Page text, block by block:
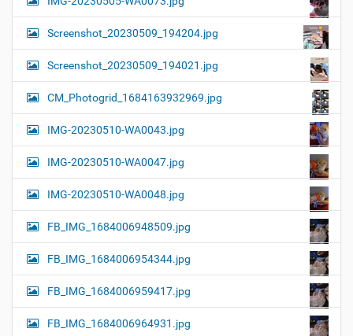
Screenshot_20230509_194204.jpg
Screenshot_20230509_194021.jpg
CM_Photogrid_1684163932969.jpg
IMG-20230510-WA0043.jpg
IMG-20230510-WA0047.jpg
IMG-20230510-WA0048.jpg
FB_IMG_1684006948509.jpg
FB_IMG_1684006954344.jpg
FB_IMG_1684006959417.jpg
FB_IMG_1684006964931.jpg